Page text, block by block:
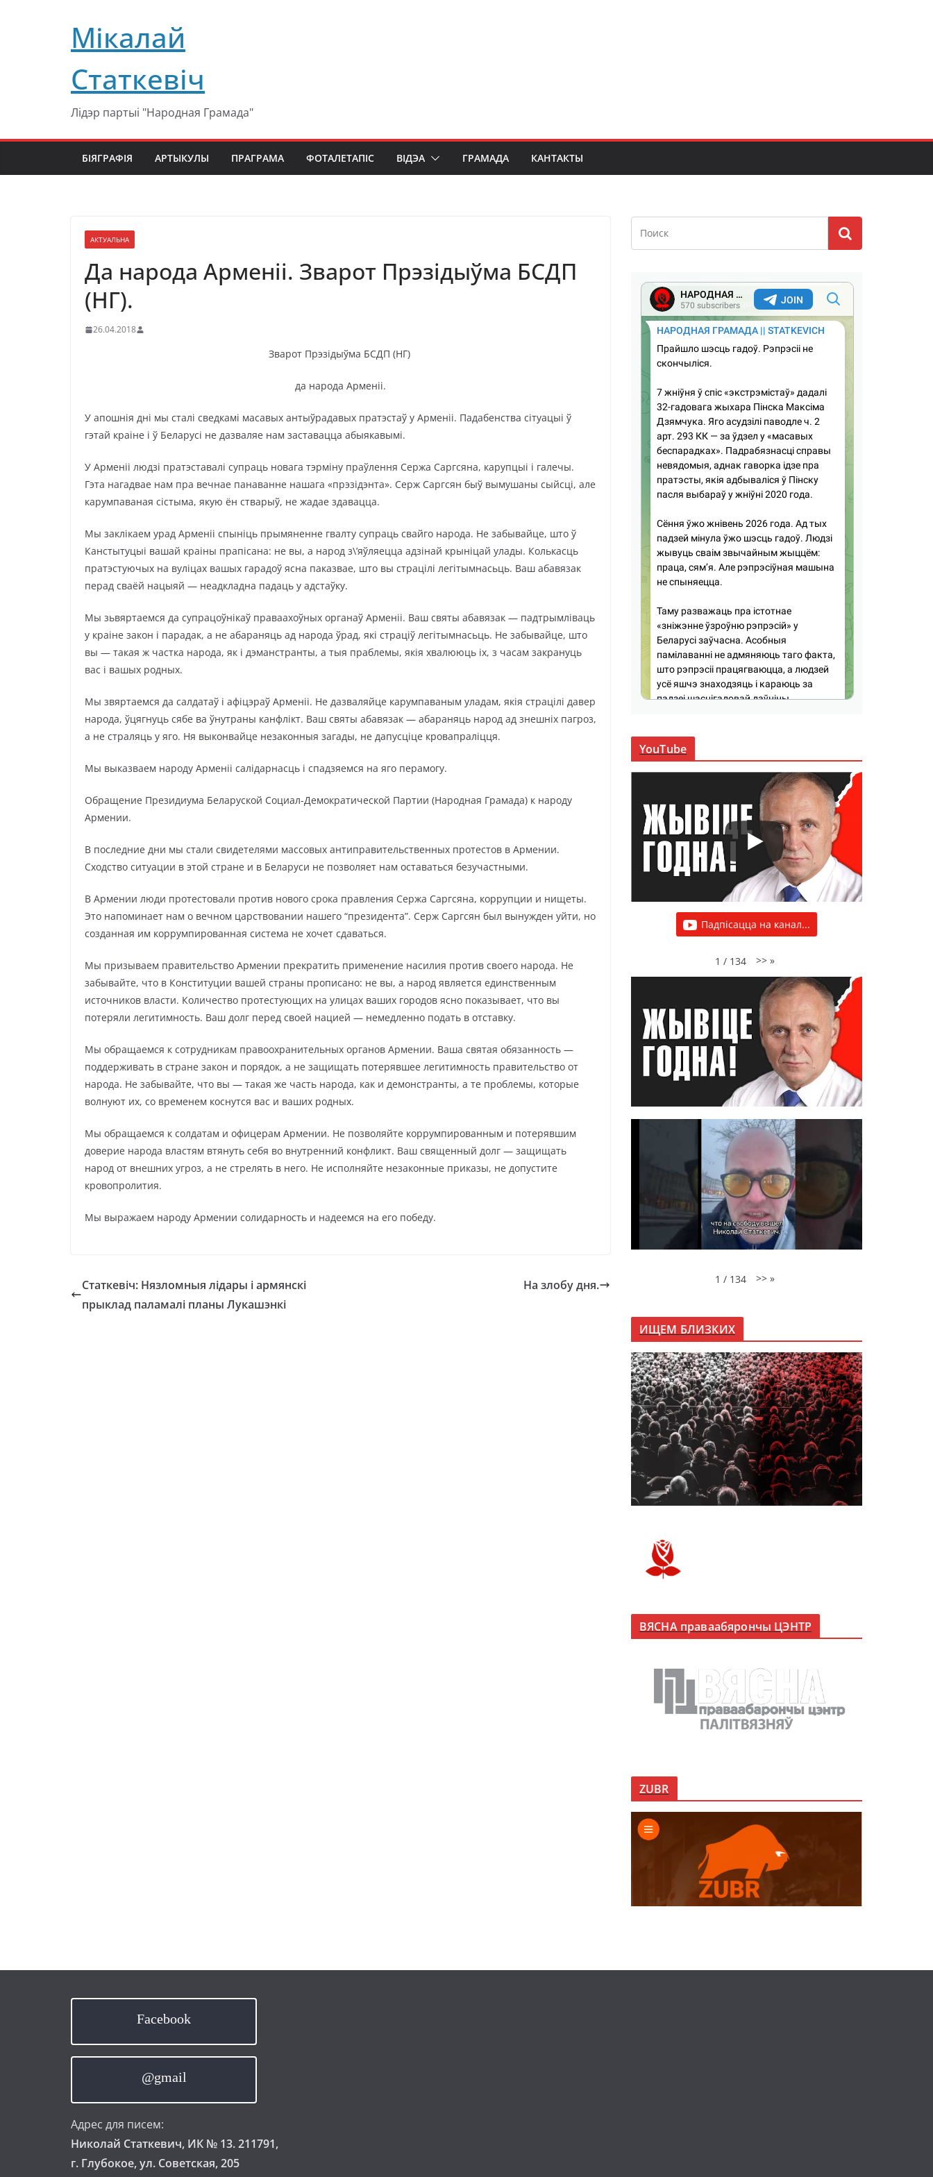
содержимомуМікалай
Статкевіч
Лідэр партыі "Народная Грамада"
БІЯГРАФІЯ АРТЫКУЛЫ ПРАГРАМА ФОТАЛЕТАПІС ВІДЭА ГРАМАДА КАНТАКТЫ
АКТУАЛЬНА
Да народа Арменіі. Зварот Прэзідыўма БСДП
(НГ).
26.04.2018
Зварот Прэзідыўма БСДП (НГ)
да народа Арменіі.
У апошнія дні мы сталі сведкамі масавых антыўрадавых пратэстаў у Арменіі. Падабенства сітуацыі ў
гэтай краіне і ў Беларусі не дазваляе нам заставацца абыякавымі.
У Арменіі людзі пратэставалі супраць новага тэрміну праўлення Сержа Саргсяна, карупцыі і галечы.
Гэта нагадвае нам пра вечнае панаванне нашага «прэзідэнта». Серж Саргсян быў вымушаны сыйсці, але
карумпаваная сістыма, якую ён стварыў, не жадае здавацца.
Мы заклікаем урад Арменіі спыніць прымяненне гвалту супраць свайго народа. Не забывайце, што ў
Канстытуцыі вашай краіны прапісана: не вы, а народ з\’яўляецца адзінай крыніцай улады. Колькасць
пратэстуючых на вуліцах вашых гарадоў ясна паказвае, што вы страцілі легітымнасьць. Ваш абавязак
перад сваёй нацыяй — неадкладна падаць у адстаўку.
Мы зьвяртаемся да супрацоўнікаў праваахоўных органаў Арменіі. Ваш святы абавязак — падтрымліваць
у краіне закон і парадак, а не абараняць ад народа ўрад, які страціў легітымнасьць. Не забывайце, што
вы — такая ж частка народа, як і дэманстранты, а тыя праблемы, якія хвалююць іх, з часам закрануць
вас і вашых родных.
Мы звяртаемся да салдатаў і афіцэраў Арменіі. Не дазваляйце карумпаваным уладам, якія страцілі давер
народа, ўцягнуць сябе ва ўнутраны канфлікт. Ваш святы абавязак — абараняць народ ад знешніх пагроз,
а не страляць у яго. Ня выконвайце незаконныя загады, не дапусціце кровапраліцця.
Мы выказваем народу Арменіі салідарнасць і спадзяемся на яго перамогу.
Обращение Президиума Беларуской Социал-Демократической Партии (Народная Грамада) к народу
Армении.
В последние дни мы стали свидетелями массовых антиправительственных протестов в Армении.
Сходство ситуации в этой стране и в Беларуси не позволяет нам оставаться безучастными.
В Армении люди протестовали против нового срока правления Сержа Саргсяна, коррупции и нищеты.
Это напоминает нам о вечном царствовании нашего “президента”. Серж Саргсян был вынужден уйти, но
созданная им коррумпированная система не хочет сдаваться.
Мы призываем правительство Армении прекратить применение насилия против своего народа. Не
забывайте, что в Конституции вашей страны прописано: не вы, а народ является единственным
источников власти. Количество протестующих на улицах ваших городов ясно показывает, что вы
потеряли легитимность. Ваш долг перед своей нацией — немедленно подать в отставку.
Мы обращаемся к сотрудникам правоохранительных органов Армении. Ваша святая обязанность —
поддерживать в стране закон и порядок, а не защищать потерявшее легитимность правительство от
народа. Не забывайте, что вы — такая же часть народа, как и демонстранты, а те проблемы, которые
волнуют их, со временем коснутся вас и ваших родных.
Мы обращаемся к солдатам и офицерам Армении. Не позволяйте коррумпированным и потерявшим
доверие народа властям втянуть себя во внутренний конфликт. Ваш священный долг — защищать
народ от внешних угроз, а не стрелять в него. Не исполняйте незаконные приказы, не допустите
кровопролития.
Мы выражаем народу Армении солидарность и надеемся на его победу.
Статкевіч: Нязломныя лідары і армянскі
прыклад паламалі планы Лукашэнкі
На злобу дня.
YouTube
Падпісацца на канал...
1 / 134 >> »
1 / 134 >> »
ИЩЕМ БЛИЗКИХ
ВЯСНА праваабярончы ЦЭНТР
ZUBR
Facebook
@gmail
Адрес для писем:
Николай Статкевич, ИК № 13. 211791,
г. Глубокое, ул. Советская, 205